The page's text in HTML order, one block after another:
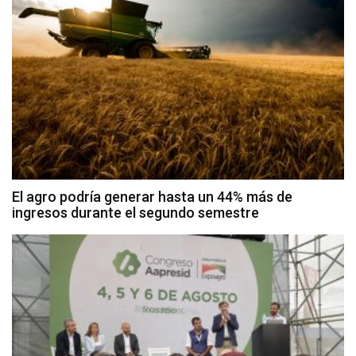
El agro podría generar hasta un 44% más de
ingresos durante el segundo semestre